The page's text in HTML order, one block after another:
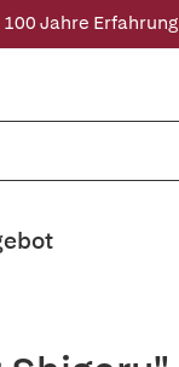
100 Jahre Erfahrung